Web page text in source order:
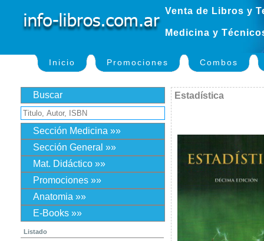
Venta de Libros y
Medicina y
Inicio Promociones Combos
Buscar
Sección Medicina »»
Sección General »»
Mat. Didáctico »»
Promociones »»
Anatomia »»
E-Books »»
Listado
Estadística